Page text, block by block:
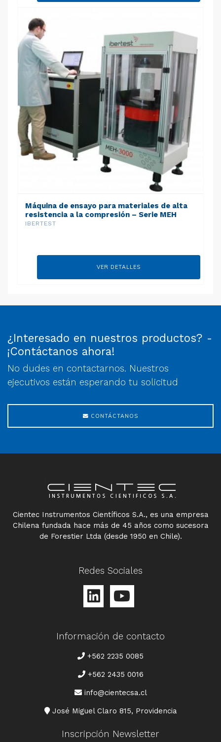
Máquina de ensayo para materiales de alta
resistencia a la compresión – Serie MEH
IBERTEST
VER DETALLES
¿Interesado en nuestros productos? -
¡Contáctanos ahora!
No dudes en contactarnos. Nuestros
ejecutivos están esperando tu solicitud
CONTÁCTANOS
Cientec Instrumentos Científicos S.A., es una empresa
Chilena fundada hace más de 45 años como sucesora
de Forestier Ltda (desde 1950 en Chile).
Redes Sociales
Información de contacto
TELÉFONO
+562 2235 0085
+562 2435 0016
CORREO
info@cientecsa.cl
DIRECCIÓN
José Miguel Claro 815, Providencia
Inscripción Newsletter